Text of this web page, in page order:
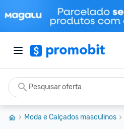
Moda e Calçados masculinos